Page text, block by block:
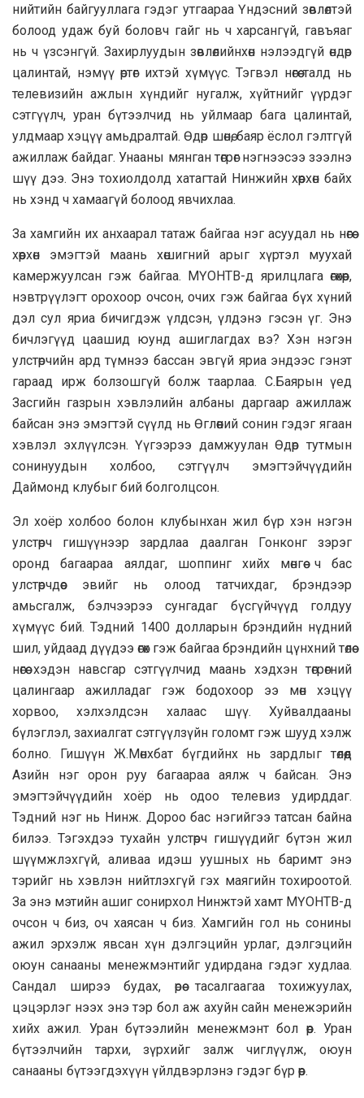
нийтийн байгууллага гэдэг утгаараа Үндэсний зөвлөлтэй
болоод удаж буй боловч гайг нь ч харсангүй, гавъяаг
нь ч үзсэнгүй. Захирлуудын зөвлөлийнхөн нэлээдгүй өндөр
цалинтай, нэмүү өртөг ихтэй хүмүүс. Тэгвэл нөгөө талд нь
телевизийн ажлын хүндийг нугалж, хүйтнийг үүрдэг
сэтгүүлч, уран бүтээлчид нь уйлмаар бага цалинтай,
улдмаар хэцүү амьдралтай. Өдөр шөнө, баяр ёслол гэлтгүй
ажиллаж байдаг. Унааны мянган төгрөг нэгнээсээ зээлнэ
шүү дээ. Энэ тохиолдолд хатагтай Нинжийн хөөрхөн байх
нь хэнд ч хамаагүй болоод явчихлаа.
За хамгийн их анхаарал татаж байгаа нэг асуудал нь нөгөө
хөөрхөн эмэгтэй маань хөшигний арыг хүртэл муухай
камержуулсан гэж байгаа. МҮОНТВ-д ярилцлага өгөхөөр,
нэвтрүүлэгт орохоор очсон, очих гэж байгаа бүх хүний
дэл сул яриа бичигдэж үлдсэн, үлдэнэ гэсэн үг. Энэ
бичлэгүүд цаашид юунд ашиглагдах вэ? Хэн нэгэн
улстөрчийн ард түмнээ бассан эвгүй яриа эндээс гэнэт
гараад ирж болзошгүй болж таарлаа. С.Баярын үед
Засгийн газрын хэвлэлийн албаны даргаар ажиллаж
байсан энэ эмэгтэй сүүлд нь Өглөөний сонин гэдэг ягаан
хэвлэл эхлүүлсэн. Үүгээрээ дамжуулан Өдөр тутмын
сонинуудын холбоо, сэтгүүлч эмэгтэйчүүдийн
Даймонд клубыг бий болголцсон.
Эл хоёр холбоо болон клубынхан жил бүр хэн нэгэн
улстөрч гишүүнээр зардлаа даалган Гонконг зэрэг
оронд багаараа аялдаг, шоппинг хийх мөнгөө ч бас
улстөрчдөөс эвийг нь олоод татчихдаг, брэндээр
амьсгалж, бэлчээрээ сунгадаг бүсгүйчүүд голдуу
хүмүүс бий. Тэдний 1400 долларын брэндийн нүдний
шил, уйдаад дүүдээ өгөх гэж байгаа брэндийн цүнхний төлөө
нөгөө хэдэн навсгар сэтгүүлчид маань хэдхэн төгрөгний
цалингаар ажилладаг гэж бодохоор ээ мөн хэцүү
хорвоо, хэлхэлдсэн халаас шүү. Хуйвалдааны
бүлэглэл, захиалгат сэтгүүлзүйн голомт гэж шууд хэлж
болно. Гишүүн Ж.Мөнхбат бүгдийнх нь зардлыг төлөөд
Азийн нэг орон руу багаараа аялж ч байсан. Энэ
эмэгтэйчүүдийн хоёр нь одоо телевиз удирддаг.
Тэдний нэг нь Нинж. Дороо бас нэгийгээ татсан байна
билээ. Тэгэхдээ тухайн улстөрч гишүүдийг бүтэн жил
шүүмжлэхгүй, аливаа идэш уушных нь баримт энэ
тэрийг нь хэвлэн нийтлэхгүй гэх маягийн тохироотой.
За энэ мэтийн ашиг сонирхол Нинжтэй хамт МҮОНТВ-д
очсон ч биз, оч хаясан ч биз. Хамгийн гол нь сонины
ажил эрхэлж явсан хүн дэлгэцийн урлаг, дэлгэцийн
оюун санааны менежмэнтийг удирдана гэдэг худлаа.
Сандал ширээ будах, өрөө тасалгаагаа тохижуулах,
цэцэрлэг нээх энэ тэр бол аж ахуйн сайн менежэрийн
хийх ажил. Уран бүтээлийн менежмэнт бол өөр. Уран
бүтээлчийн тархи, зүрхийг залж чиглүүлж, оюун
санааны бүтээгдэхүүн үйлдвэрлэнэ гэдэг бүр өөр.